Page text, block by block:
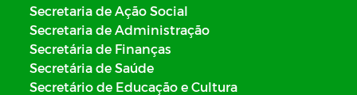
Secretaria de Ação Social
Secretaria de Administração
Secretária de Finanças
Secretária de Saúde
Secretário de Educação e Cultura